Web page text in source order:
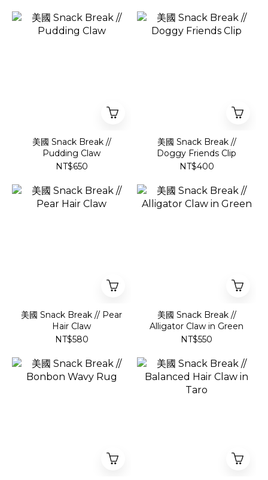
美國 Snack Break //
Pudding Claw
NT$650
美國 Snack Break //
Doggy Friends Clip
NT$400
美國 Snack Break // Pear
Hair Claw
NT$580
美國 Snack Break //
Alligator Claw in Green
NT$550